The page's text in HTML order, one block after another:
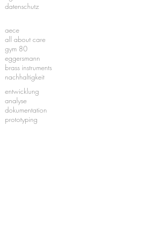
datenschutz
aece
all about care
gym 80
eggersmann
brass instruments
nachhaltigkeit
entwicklung
analyse
dokumentation
prototyping